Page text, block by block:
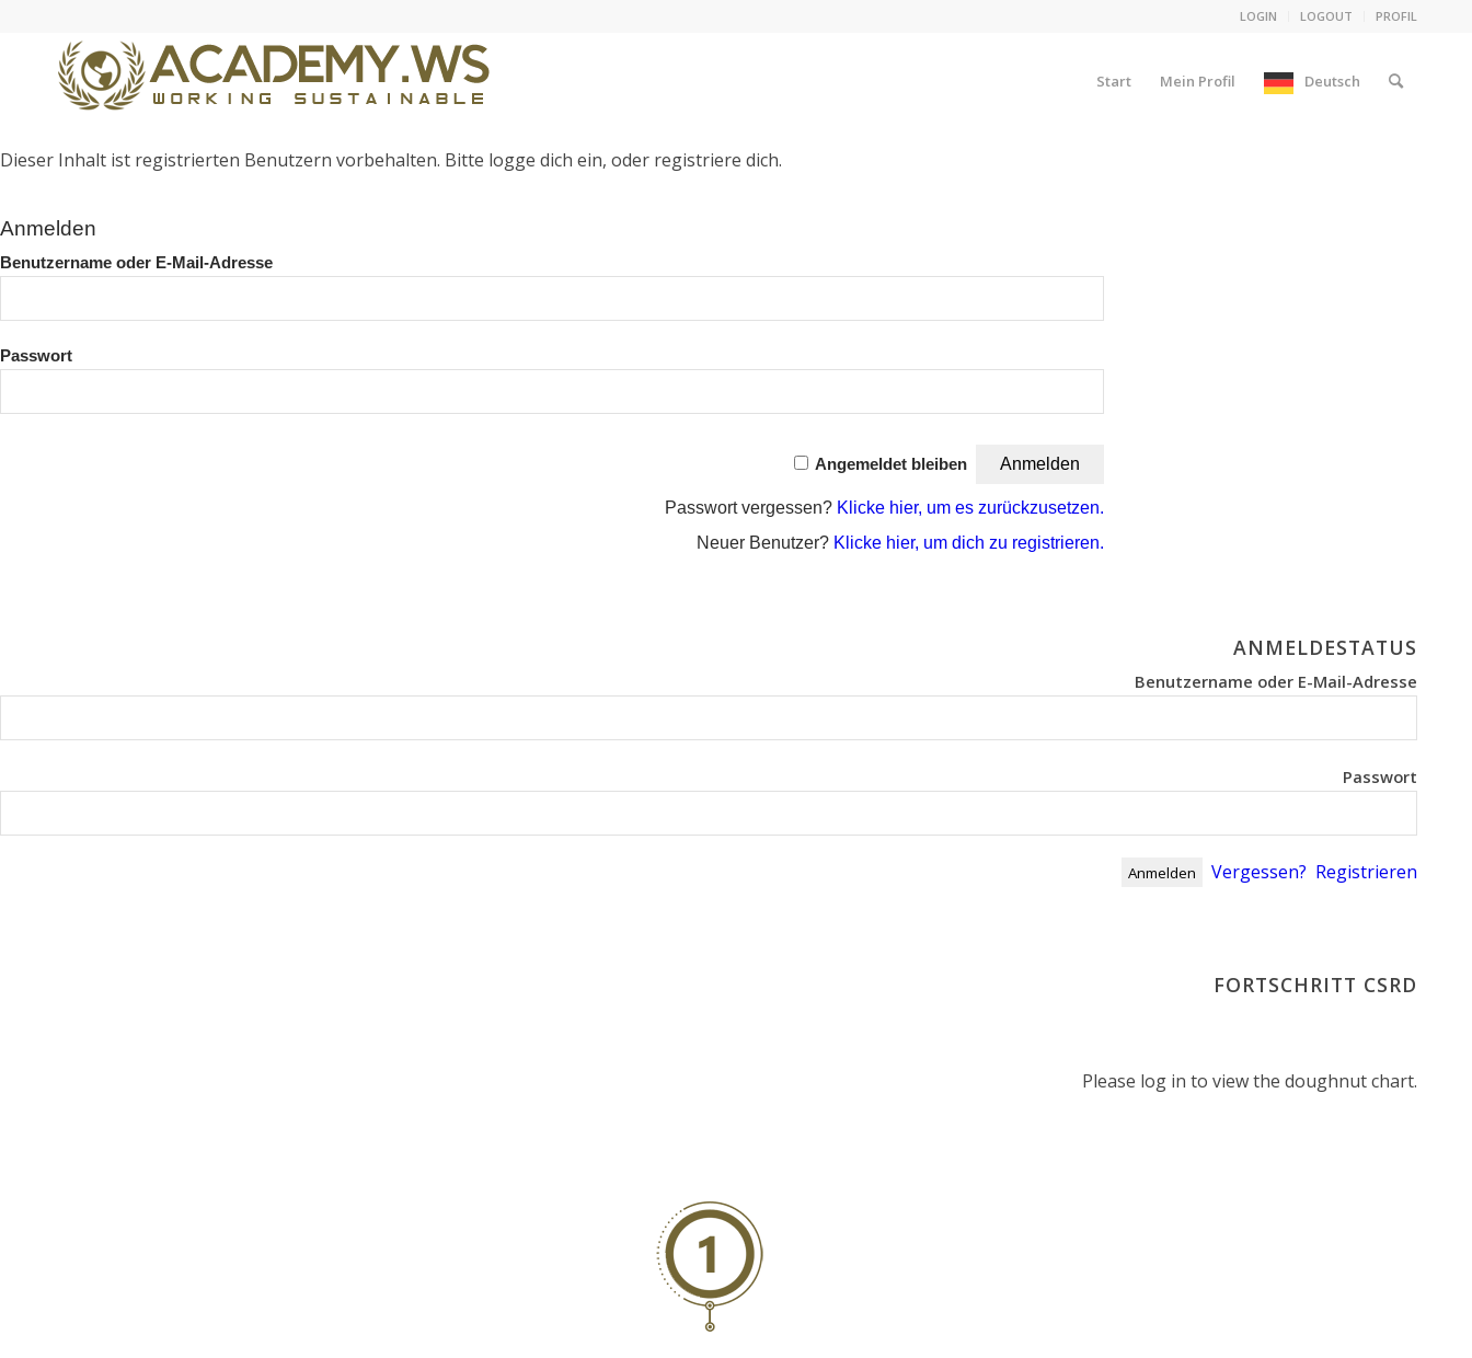
LOGIN LOGOUT PROFIL
Start Mein Profil Deutsch
Dieser Inhalt ist registrierten Benutzern vorbehalten. Bitte logge dich ein, oder registriere dich.
Anmelden
Benutzername oder E-Mail-Adresse
Passwort
Angemeldet bleiben
Passwort vergessen? Klicke hier, um es zurückzusetzen.
Neuer Benutzer? Klicke hier, um dich zu registrieren.
ANMELDESTATUS
Benutzername oder E-Mail-Adresse
Passwort
Vergessen? Registrieren
FORTSCHRITT CSRD
Please log in to view the doughnut chart.